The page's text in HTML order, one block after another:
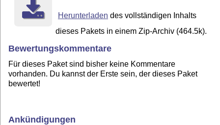
Herunterladen des vollständigen Inhalts
dieses Pakets in einem Zip-Archiv (464.5k).
Bewertungskommentare
Für dieses Paket sind bisher keine Kommentare
vorhanden. Du kannst der Erste sein, der dieses Paket
bewertet!
Ankündigungen